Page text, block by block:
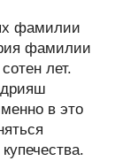
фамилии
фамилии
лет.
в это